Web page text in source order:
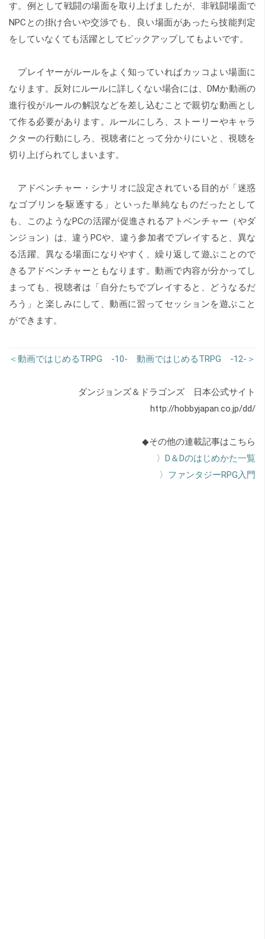
す。例として戦闘の場面を取り上げましたが、非戦闘場面で
NPCとの掛け合いや交渉でも、良い場面があったら技能判定
をしていなくても活躍としてピックアップしてもよいです。
プレイヤーがルールをよく知っていればカッコよい場面に
なります。反対にルールに詳しくない場合には、DMか動画の
進行役がルールの解説などを差し込むことで親切な動画とし
て作る必要があります。ルールにしろ、ストーリーやキャラ
クターの行動にしろ、視聴者にとって分かりにいと、視聴を
切り上げられてしまいます。
アドベンチャー・シナリオに設定されている目的が「迷惑
なゴブリンを駆逐する」といった単純なものだったとして
も、このようなPCの活躍が促進されるアトベンチャー（やダ
ンジョン）は、違うPCや、違う参加者でプレイすると、異な
る活躍、異なる場面になりやすく、繰り返して遊ぶことので
きるアドベンチャーともなります。動画で内容が分かってし
まっても、視聴者は「自分たちでプレイすると、どうなるだ
ろう」と楽しみにして、動画に習ってセッションを遊ぶこと
ができます。
＜動画ではじめるTRPG -10- 動画ではじめるTRPG -12-＞
ダンジョンズ＆ドラゴンズ 日本公式サイト
http://hobbyjapan.co.jp/dd/
◆その他の連載記事はこちら
〉D＆Dのはじめかた一覧
〉ファンタジーRPG入門